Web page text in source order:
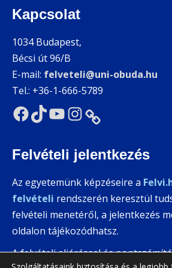
Kapcsolat
1034 Budapest,
Bécsi út 96/B
E-mail: felveteli@uni-obuda.hu
Tel.: +36-1-666-5789
Facebook
TikTok
YouTube
Instagram
Link
Felvételi jelentkezés
Az egyetemünk képzéseire a
felvételi rendszerén keresztül
felvételi menetéről, a jelentkezés
oldalon tájékozódhatsz.
A felvételi eljárással és